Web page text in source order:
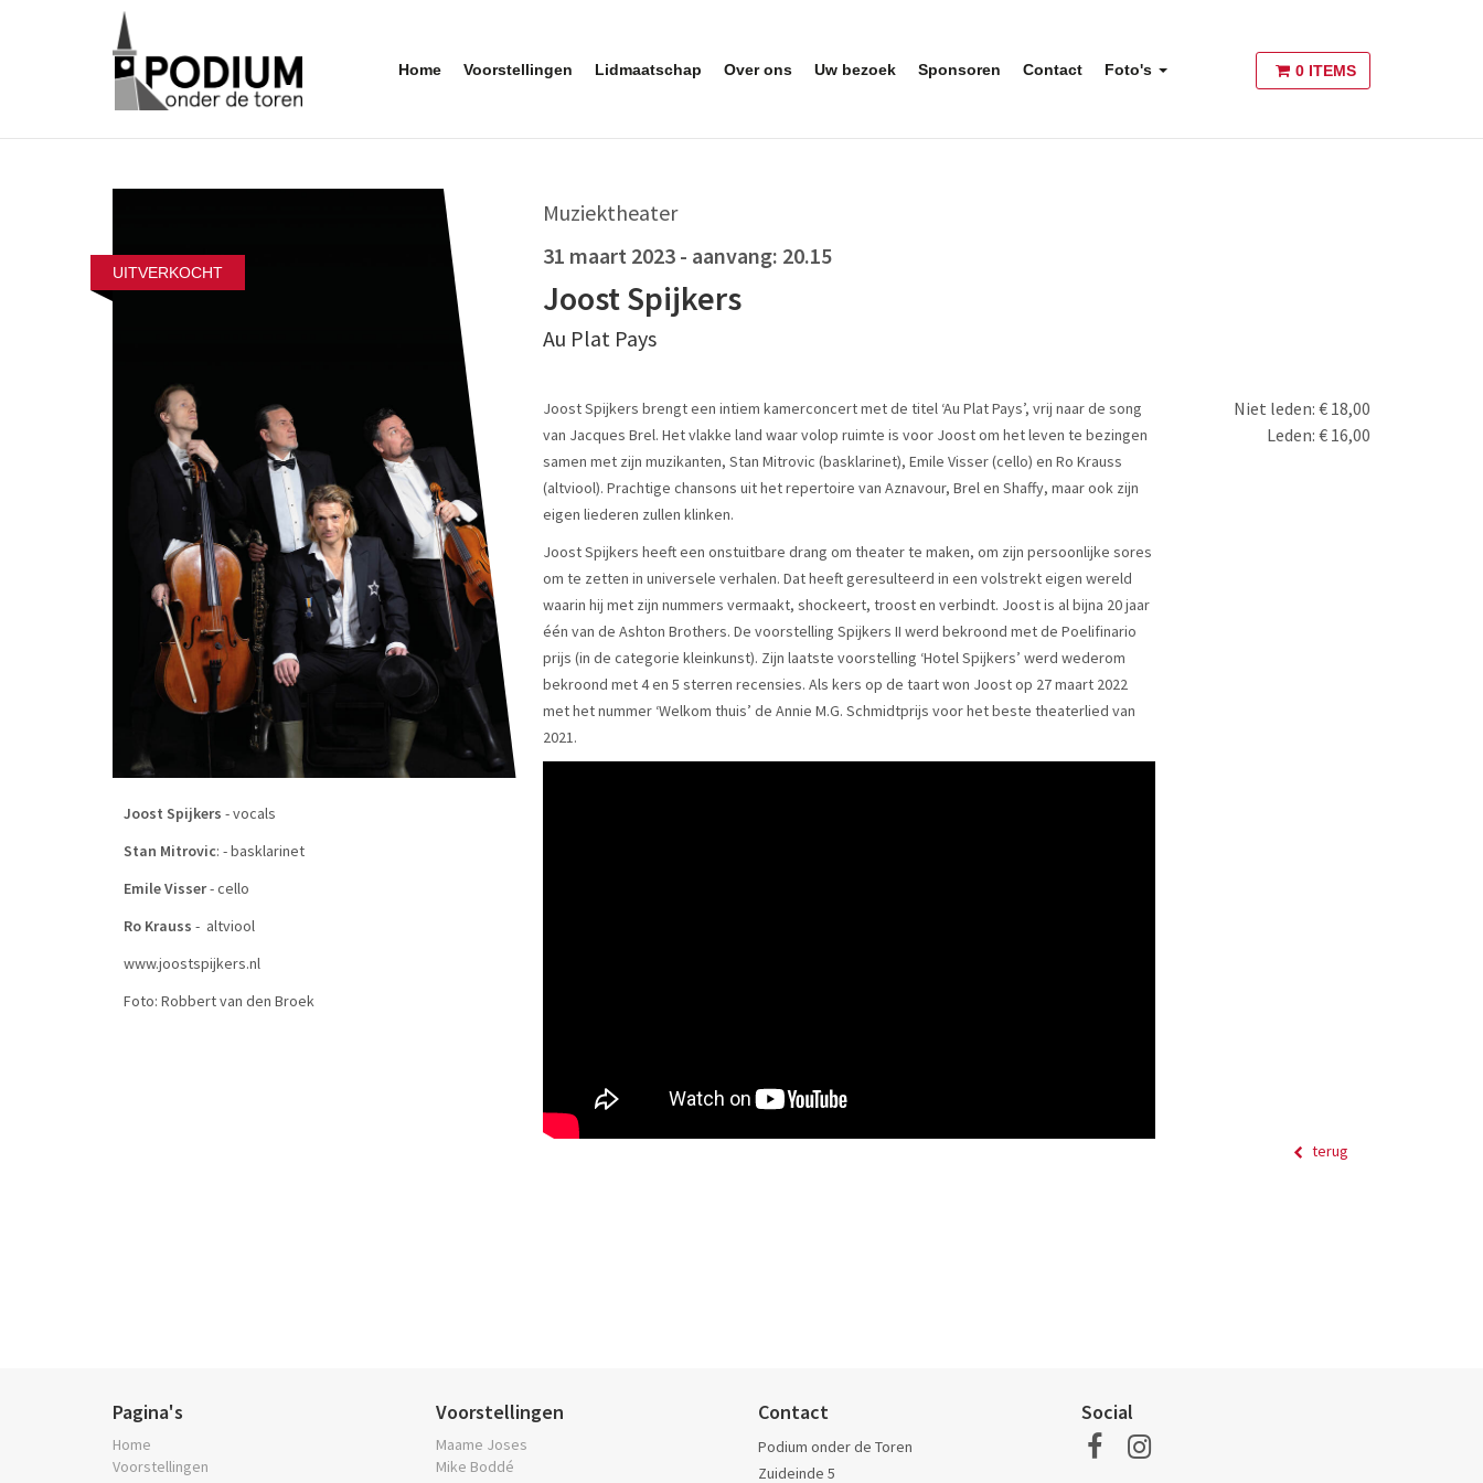
Home Voorstellingen Lidmaatschap Over ons Uw bezoek Sponsoren Contact Foto's 0 ITEMS
UITVERKOCHT
Joost Spijkers - vocals
Stan Mitrovic: - basklarinet
Emile Visser- cello
Ro Krauss - altviool
www.joostspijkers.nl
Foto: Robbert van den Broek
Muziektheater
31 maart 2023 - aanvang: 20.15
Joost Spijkers
Au Plat Pays
Joost Spijkers brengt een intiem kamerconcert met de titel ‘Au Plat Pays’, vrij naar de song
van Jacques Brel. Het vlakke land waar volop ruimte is voor Joost om het leven te bezingen
samen met zijn muzikanten, Stan Mitrovic (basklarinet), Emile Visser (cello) en Ro Krauss
(altviool). Prachtige chansons uit het repertoire van Aznavour, Brel en Shaffy, maar ook zijn
eigen liederen zullen klinken.
Joost Spijkers heeft een onstuitbare drang om theater te maken, om zijn persoonlijke sores
om te zetten in universele verhalen. Dat heeft geresulteerd in een volstrekt eigen wereld
waarin hij met zijn nummers vermaakt, shockeert, troost en verbindt. Joost is al bijna 20 jaar
één van de Ashton Brothers. De voorstelling Spijkers II werd bekroond met de Poelifinario
prijs (in de categorie kleinkunst). Zijn laatste voorstelling ‘Hotel Spijkers’ werd wederom
bekroond met 4 en 5 sterren recensies. Als kers op de taart won Joost op 27 maart 2022
met het nummer ‘Welkom thuis’ de Annie M.G. Schmidtprijs voor het beste theaterlied van
2021.
Niet leden: € 18,00
Leden: € 16,00
terug
Pagina's
Home
Voorstellingen
Voorstellingen
Maame Joses
Mike Boddé
Contact
Podium onder de Toren
Zuideinde 5
Social